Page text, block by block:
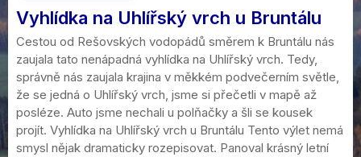
Vyhlídka na Uhlířský vrch u Bruntálu
Cestou od Rešovských vodopádů směrem k Bruntálu nás
zaujala tato nenápadná vyhlídka na Uhlířský vrch. Tedy,
správně nás zaujala krajina v měkkém podvečerním světle,
že se jedná o Uhlířský vrch, jsme si přečetli v mapě až
posléze. Auto jsme nechali u polňačky a šli se kousek
projít. Vyhlídka na Uhlířský vrch u Bruntálu Tento výlet nemá
smysl nějak dramaticky rozepisovat. Panoval krásný letní